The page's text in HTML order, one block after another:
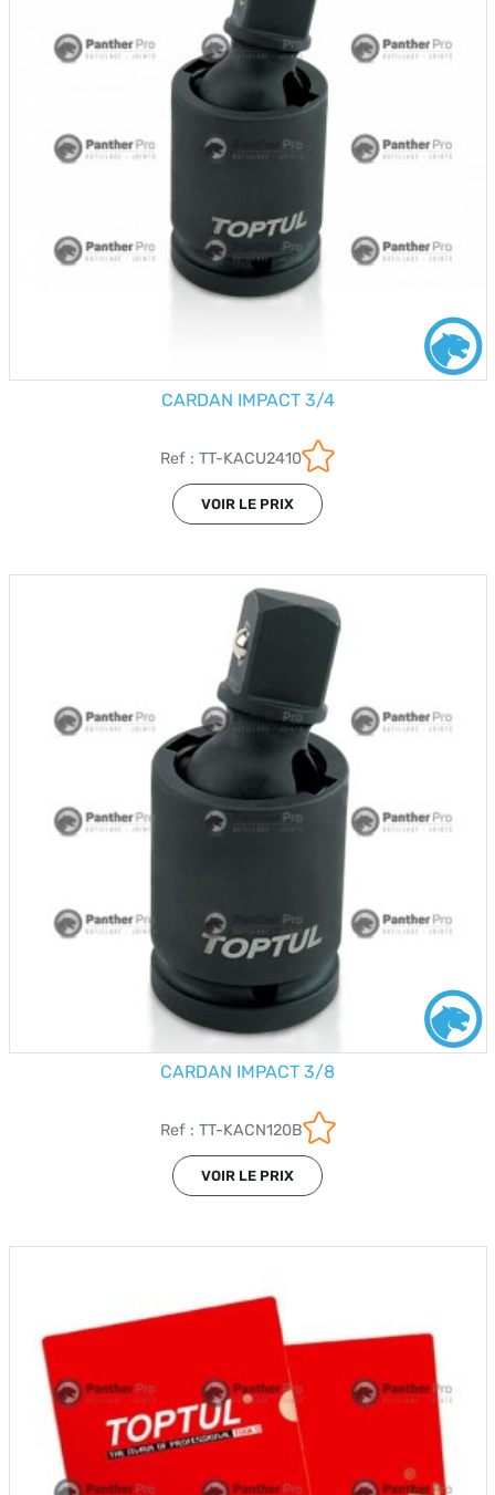
CARDAN IMPACT 3/4
Ref : TT-KACU2410
VOIR LE PRIX
CARDAN IMPACT 3/8
Ref : TT-KACN120B
VOIR LE PRIX